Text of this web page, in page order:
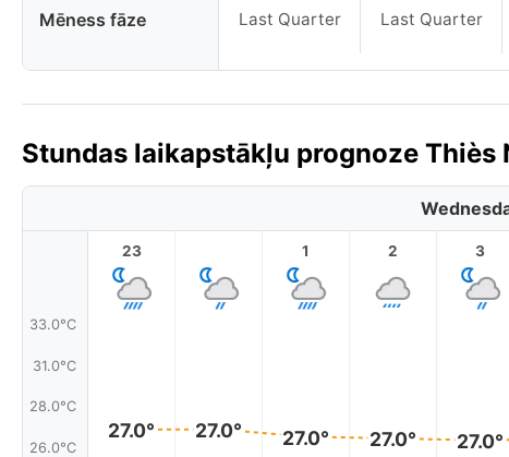
Mēness fāze Last Quarter Last Quarter
Stundas laikapstākļu prognoze
33.0°C
31.0°C
28.0°C
26.0°C
23
27.0° 27.0°
1
27.0°
2
27.0°
3
27.0°